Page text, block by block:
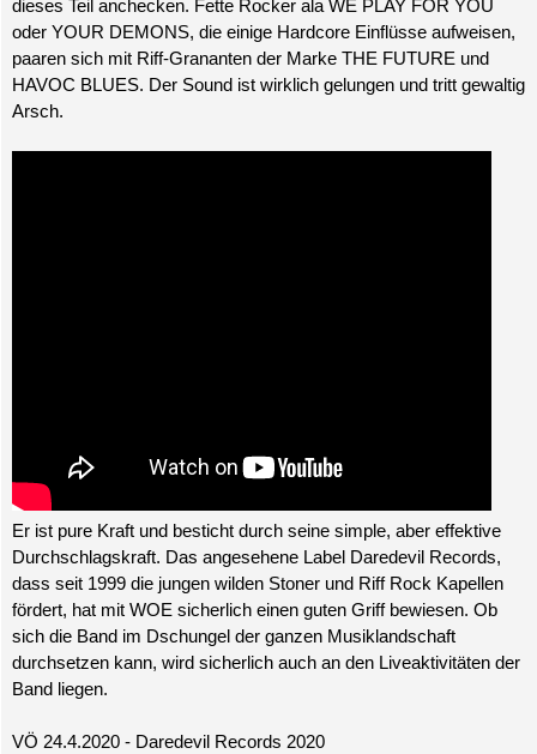
dieses Teil anchecken. Fette Rocker ala WE PLAY FOR YOU
oder YOUR DEMONS, die einige Hardcore Einflüsse aufweisen,
paaren sich mit Riff-Grananten der Marke THE FUTURE und
HAVOC BLUES. Der Sound ist wirklich gelungen und tritt gewaltig
Arsch.
Er ist pure Kraft und besticht durch seine simple, aber effektive
Durchschlagskraft. Das angesehene Label Daredevil Records,
dass seit 1999 die jungen wilden Stoner und Riff Rock Kapellen
fördert, hat mit WOE sicherlich einen guten Griff bewiesen. Ob
sich die Band im Dschungel der ganzen Musiklandschaft
durchsetzen kann, wird sicherlich auch an den Liveaktivitäten der
Band liegen.
VÖ 24.4.2020 - Daredevil Records 2020